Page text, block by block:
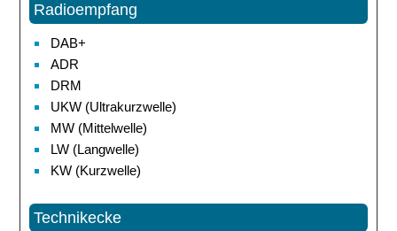
Radioempfang
DAB+
ADR
DRM
UKW (Ultrakurzwelle)
MW (Mittelwelle)
LW (Langwelle)
KW (Kurzwelle)
Technikecke